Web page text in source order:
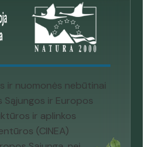
ir nuomonės nebūtinai
ir Europos
ir aplinkos
(CINEA)